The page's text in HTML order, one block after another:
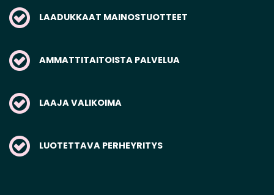
LAADUKKAAT MAINOSTUOTTEET
AMMATTITAITOISTA PALVELUA
LAAJA VALIKOIMA
LUOTETTAVA PERHEYRITYS